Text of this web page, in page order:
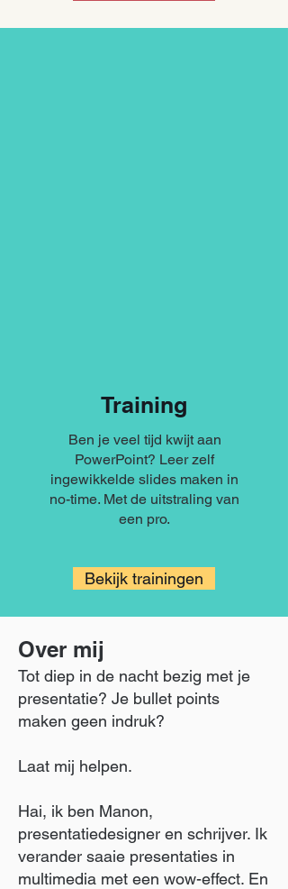
Training
Ben je veel tijd kwijt aan
PowerPoint? Leer zelf
ingewikkelde slides maken in
no-time. Met de uitstraling van
een pro.
Bekijk trainingen
Over mij
Tot diep in de nacht bezig met je
presentatie? Je bullet points
maken geen indruk?
Laat mij helpen.
Hai, ik ben Manon,
presentatiedesigner en schrijver. Ik
verander saaie presentaties in
multimedia met een wow-effect. En